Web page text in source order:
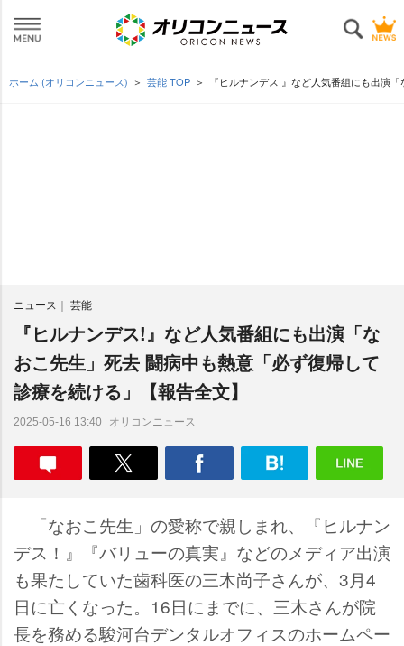
ホーム (オリコンニュース) 芸能 TOP 『ヒルナンデス!』など人気番組にも出演
ニュース 芸能
『ヒルナンデス!』など人気番組にも出演「な
おこ先生」死去 闘病中も熱意「必ず復帰して
診療を続ける」【報告全文】
2025-05-16 13:40 オリコンニュース
「なおこ先生」の愛称で親しまれ、『ヒルナン
デス！』『バリューの真実』などのメディア出演
も果たしていた歯科医の三木尚子さんが、3月4
日に亡くなった。16日にまでに、三木さんが院
長を務める駿河台デンタルオフィスのホームペー